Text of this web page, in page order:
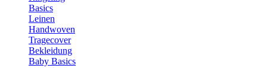
Basics
Leinen
Handwoven
Tragecover
Bekleidung
Baby Basics